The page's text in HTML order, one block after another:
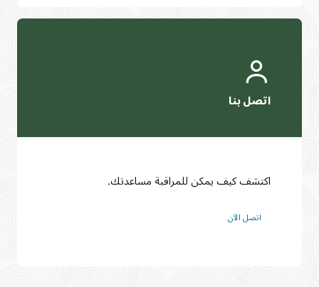
‏‎‎‏اتصل بنا‎‏
اكتشف كيف يمكن للمراقبة مساعدتك.
اتصل الآن